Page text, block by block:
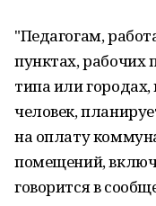
"Педагогам,
пунктах, рабочих
типа или городах,
человек,
на оплату
помещений,
говорится в